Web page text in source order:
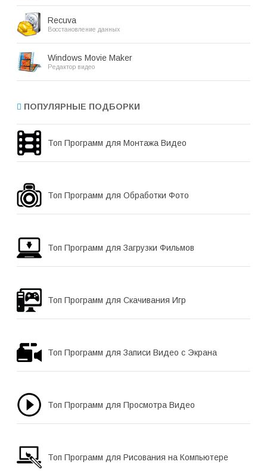
Recuva
Восстановление данных
Windows Movie Maker
Редактор видео
ПОПУЛЯРНЫЕ ПОДБОРКИ
Топ Программ для Монтажа Видео
Топ Программ для Обработки Фото
Топ Программ для Загрузки Фильмов
Топ Программ для Скачивания Игр
Топ Программ для Записи Видео с Экрана
Топ Программ для Просмотра Видео
Топ Программ для Рисования на Компьютере